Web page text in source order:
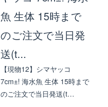
【現物12】シマヤッコ
7cm±! 海水魚 生体 15時まで
のご注文で当日発送(t…